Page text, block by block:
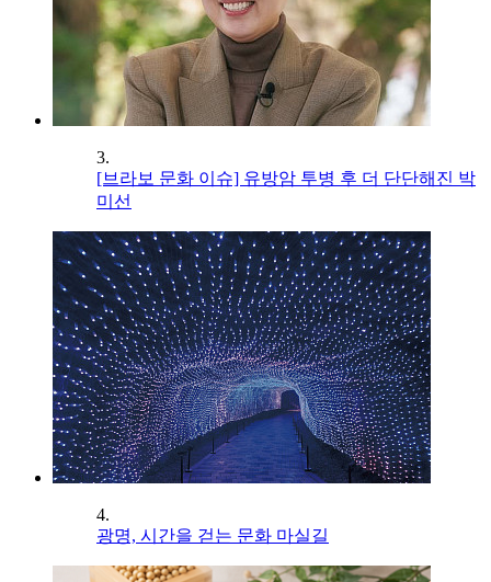
3.
[브라보 문화 이슈] 유방암 투병 후 더 단단해진 박
미선
4.
광명, 시간을 걷는 문화 마실길